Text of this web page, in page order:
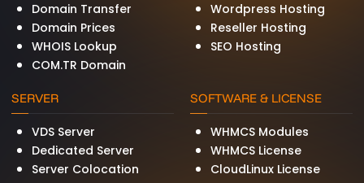
Domain Transfer
Domain Prices
WHOIS Lookup
COM.TR Domain
Wordpress Hosting
Reseller Hosting
SEO Hosting
SERVER
VDS Server
Dedicated Server
Server Colocation
SOFTWARE & LICENSE
WHMCS Modules
WHMCS License
CloudLinux License